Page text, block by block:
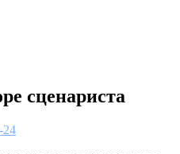
сценариста
24